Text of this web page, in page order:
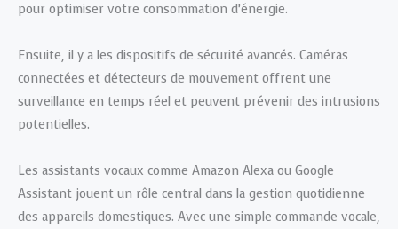
pour optimiser votre consommation d’énergie.
Ensuite, il y a les dispositifs de sécurité avancés. Caméras
connectées et détecteurs de mouvement offrent une
surveillance en temps réel et peuvent prévenir des intrusions
potentielles.
Les assistants vocaux comme Amazon Alexa ou Google
Assistant jouent un rôle central dans la gestion quotidienne
des appareils domestiques. Avec une simple commande vocale,